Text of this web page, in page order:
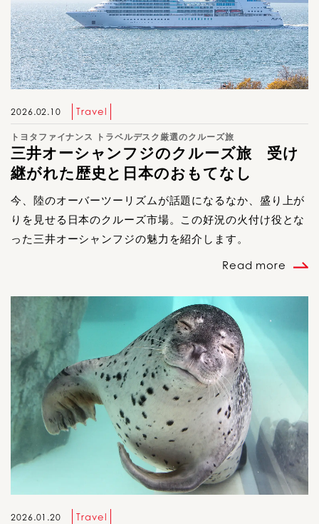
2026.02.10 Travel
トヨタファイナンス トラベルデスク厳選のクルーズ旅
三井オーシャンフジのクルーズ旅 受け
継がれた歴史と日本のおもてなし
今、陸のオーバーツーリズムが話題になるなか、盛り上が
りを見せる日本のクルーズ市場。この好況の火付け役とな
った三井オーシャンフジの魅力を紹介します。
Read more
2026.01.20 Travel